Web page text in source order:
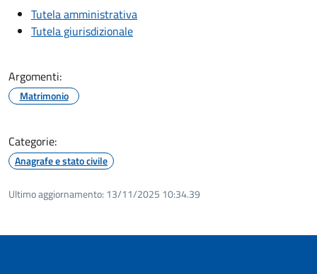
Tutela amministrativa
Tutela giurisdizionale
Argomenti:
Matrimonio
Categorie:
Anagrafe e stato civile
Ultimo aggiornamento: 13/11/2025 10:34.39